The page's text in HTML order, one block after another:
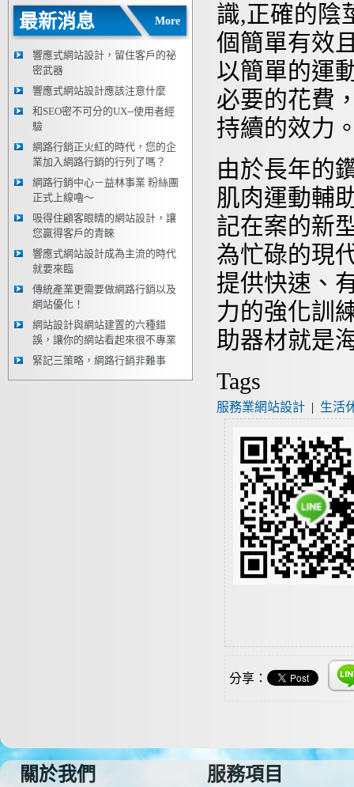
最新消息 More
響應式網站設計，留住客戶的祕
密武器
響應式網站設計應該注意什麼
和SEO密不可分的UX--使用者經
驗
網路行銷正火紅的時代，您的企
業加入網路行銷的行列了嗎？
網路行銷中心－益林事業 粉絲團
正式上線嚕～
吸得住顧客眼睛的網站設計，讓
您贏得客戶的青睞
響應式網站設計成為主流的時代
就要來臨
傳統產業更需要做網路行銷以及
網站優化！
網站設計與網站建置的六種錯
誤，讓你的網站看起來很不專業
緊記三策略，網路行銷非難事
識,正確的陰
個簡單有效
以簡單的運
必要的花費
持續的效力
由於長年的
肌肉運動輔
記在案的新
為忙碌的現
提供快速、
力的強化訓
助器材就是
Tags
服務業網站設計 | 生活
分享：
關於我們 服務項目